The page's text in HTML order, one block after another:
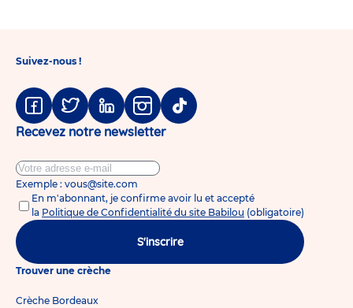
Suivez-nous !
Facebook
TwitterLinkedinInstagram
Tiktok
Recevez notre newsletter
Exemple : vous@site.com
En m'abonnant, je confirme avoir lu et accepté
la Politique de Confidentialité du site Babilou (obligatoire)
S'inscrire
Trouver une crèche
Crèche Bordeaux